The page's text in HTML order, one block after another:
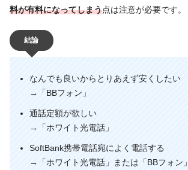
料が有料になってしまう点は注意が必要です。
結論
なんでも良いからとりあえず安くしたい
→「BBフォン」
通話定額が欲しい
→「ホワイト光電話」
SoftBank携帯電話宛によく電話する
→「ホワイト光電話」または「BBフォン」